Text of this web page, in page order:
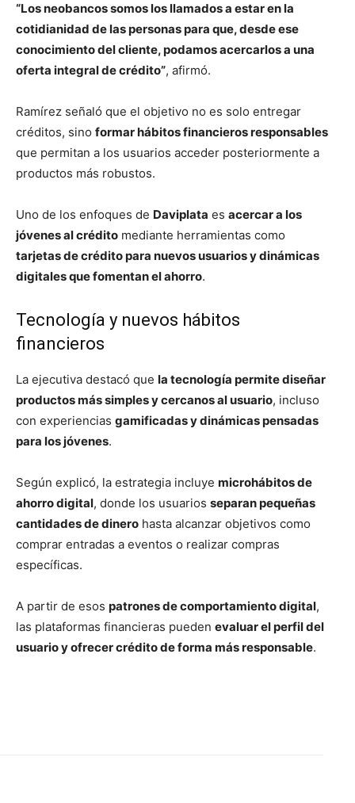
“Los neobancos somos los llamados a estar en la
cotidianidad de las personas para que, desde ese
conocimiento del cliente, podamos acercarlos a una
oferta integral de crédito”, afirmó.
Ramírez señaló que el objetivo no es solo entregar
créditos, sino formar hábitos financieros responsables
que permitan a los usuarios acceder posteriormente a
productos más robustos.
Uno de los enfoques de Daviplata es acercar a los
jóvenes al crédito mediante herramientas como
tarjetas de crédito para nuevos usuarios y dinámicas
digitales que fomentan el ahorro.
Tecnología y nuevos hábitos
financieros
La ejecutiva destacó que la tecnología permite diseñar
productos más simples y cercanos al usuario, incluso
con experiencias gamificadas y dinámicas pensadas
para los jóvenes.
Según explicó, la estrategia incluye microhábitos de
ahorro digital, donde los usuarios separan pequeñas
cantidades de dinero hasta alcanzar objetivos como
comprar entradas a eventos o realizar compras
específicas.
A partir de esos patrones de comportamiento digital,
las plataformas financieras pueden evaluar el perfil del
usuario y ofrecer crédito de forma más responsable.